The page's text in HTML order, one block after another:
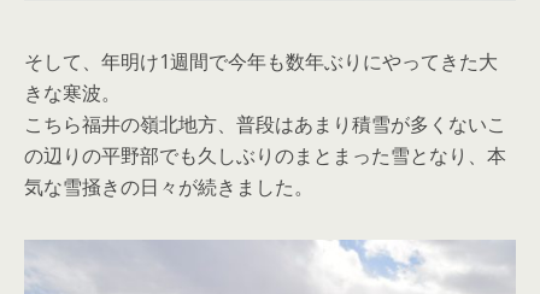
そして、年明け1週間で今年も数年ぶりにやってきた大
きな寒波。
こちら福井の嶺北地方、普段はあまり積雪が多くないこ
の辺りの平野部でも久しぶりのまとまった雪となり、本
気な雪掻きの日々が続きました。